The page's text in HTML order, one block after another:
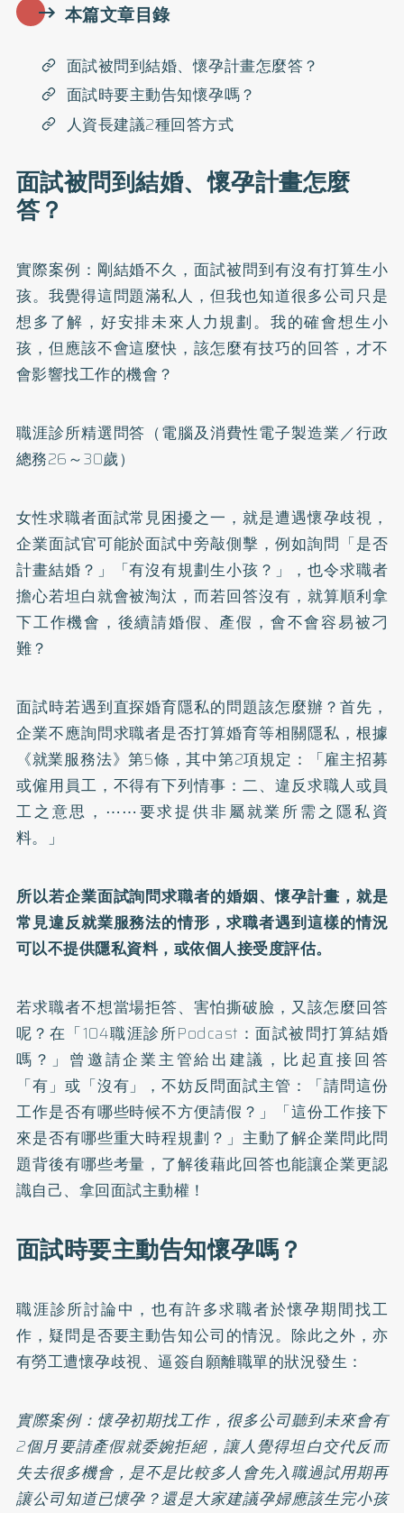
本篇文章目錄
面試被問到結婚、懷孕計畫怎麼答？
面試時要主動告知懷孕嗎？
人資長建議2種回答方式
面試被問到結婚、懷孕計畫怎麼
答？
實際案例：剛結婚不久，面試被問到有沒有打算生小
孩。我覺得這問題滿私人，但我也知道很多公司只是
想多了解，好安排未來人力規劃。我的確會想生小
孩，但應該不會這麼快，該怎麼有技巧的回答，才不
會影響找工作的機會？
職涯診所精選問答（電腦及消費性電子製造業／行政
總務26～30歲）
女性求職者面試常見困擾之一，就是遭遇懷孕歧視，
企業面試官可能於面試中旁敲側擊，例如詢問「是否
計畫結婚？」「有沒有規劃生小孩？」，也令求職者
擔心若坦白就會被淘汰，而若回答沒有，就算順利拿
下工作機會，後續請婚假、產假，會不會容易被刁
難？
面試時若遇到直探婚育隱私的問題該怎麼辦？首先，
企業不應詢問求職者是否打算婚育等相關隱私，根據
《就業服務法》第5條，其中第2項規定：「雇主招募
或僱用員工，不得有下列情事：二、違反求職人或員
工之意思，⋯⋯要求提供非屬就業所需之隱私資
料。」
所以若企業面試詢問求職者的婚姻、懷孕計畫，就是
常見違反就業服務法的情形，求職者遇到這樣的情況
可以不提供隱私資料，或依個人接受度評估。
若求職者不想當場拒答、害怕撕破臉，又該怎麼回答
呢？在「104職涯診所Podcast：面試被問打算結婚
嗎？」曾邀請企業主管給出建議，比起直接回答
「有」或「沒有」，不妨反問面試主管：「請問這份
工作是否有哪些時候不方便請假？」「這份工作接下
來是否有哪些重大時程規劃？」主動了解企業問此問
題背後有哪些考量，了解後藉此回答也能讓企業更認
識自己、拿回面試主動權！
面試時要主動告知懷孕嗎？
職涯診所討論中，也有許多求職者於懷孕期間找工
作，疑問是否要主動告知公司的情況。除此之外，亦
有勞工遭懷孕歧視、逼簽自願離職單的狀況發生：
實際案例：懷孕初期找工作，很多公司聽到未來會有
2個月要請產假就委婉拒絕，讓人覺得坦白交代反而
失去很多機會，是不是比較多人會先入職過試用期再
讓公司知道已懷孕？還是大家建議孕婦應該生完小孩